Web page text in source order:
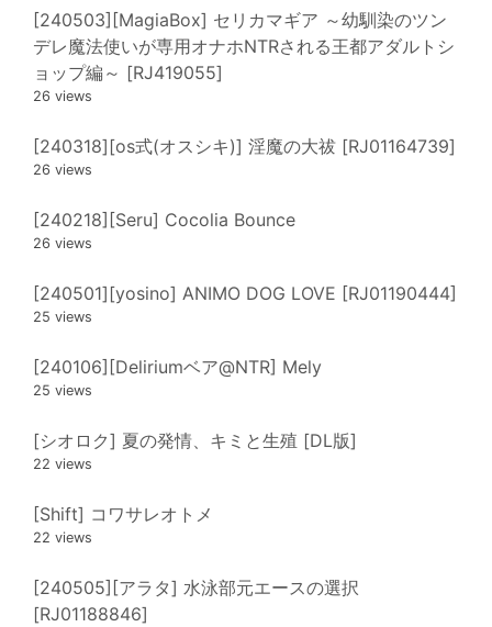
[240503][MagiaBox] セリカマギア ～幼馴染のツン
デレ魔法使いが専用オナホNTRされる王都アダルトシ
ョップ編～ [RJ419055]
26 views
[240318][os式(オスシキ)] 淫魔の大祓 [RJ01164739]
26 views
[240218][Seru] Cocolia Bounce
26 views
[240501][yosino] ANIMO DOG LOVE [RJ01190444]
25 views
[240106][Deliriumベア@NTR] Mely
25 views
[シオロク] 夏の発情、キミと生殖 [DL版]
22 views
[Shift] コワサレオトメ
22 views
[240505][アラタ] 水泳部元エースの選択
[RJ01188846]